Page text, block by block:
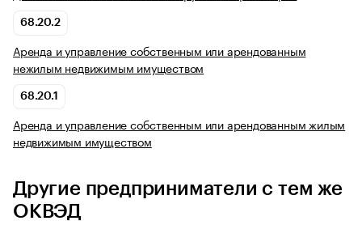
68.20.2
Аренда и управление собственным или арендованным
нежилым недвижимым имуществом
68.20.1
Аренда и управление собственным или арендованным жилым
недвижимым имуществом
Другие предприниматели с тем же
ОКВЭД